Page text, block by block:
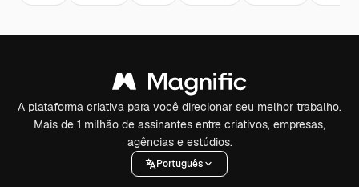
A plataforma criativa para você direcionar seu melhor trabalho.
Mais de 1 milhão de assinantes entre criativos, empresas,
agências e estúdios.
Português